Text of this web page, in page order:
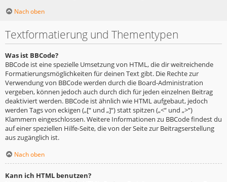
Nach oben
Textformatierung und Thementypen
Was ist BBCode?
BBCode ist eine spezielle Umsetzung von HTML, die dir weitreichende
Formatierungsmöglichkeiten für deinen Text gibt. Die Rechte zur
Verwendung von BBCode werden durch die Board-Administration
vergeben, können jedoch auch durch dich für jeden einzelnen Beitrag
deaktiviert werden. BBCode ist ähnlich wie HTML aufgebaut, jedoch
werden Tags von eckigen („[“ und „]“) statt spitzen („<“ und „>“)
Klammern eingeschlossen. Weitere Informationen zu BBCode findest du
auf einer speziellen Hilfe-Seite, die von der Seite zur Beitragserstellung
aus zugänglich ist.
Nach oben
Kann ich HTML benutzen?